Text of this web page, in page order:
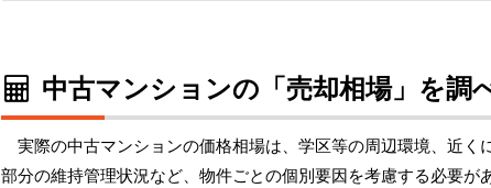
中古マンションの「売却相場」を調
実際の中古マンションの価格相場は、学区等の周辺環境、近
部分の維持管理状況など、物件ごとの個別要因を考慮する必要が